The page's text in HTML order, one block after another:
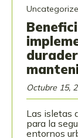
Octubre 15,
Las isletas
para la
entornos